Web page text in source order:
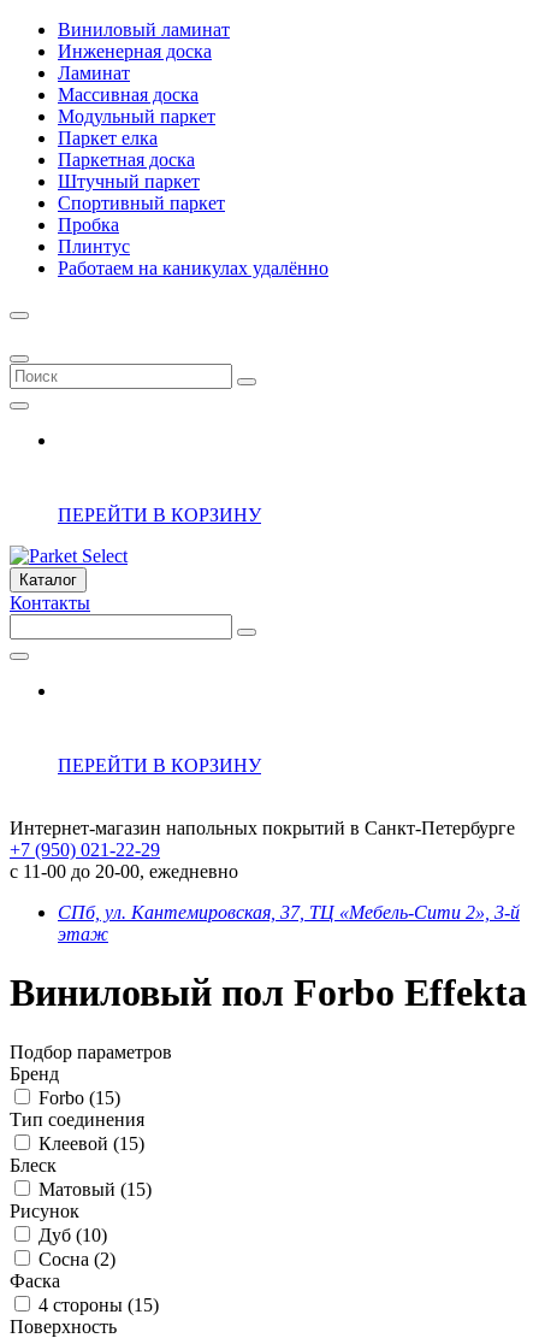
Виниловый ламинат
Инженерная доска
Ламинат
Массивная доска
Модульный паркет
Паркет елка
Паркетная доска
Штучный паркет
Спортивный паркет
Пробка
Плинтус
Работаем на каникулах удалённо
ПЕРЕЙТИ В КОРЗИНУ
Каталог
Контакты
ПЕРЕЙТИ В КОРЗИНУ
Интернет-магазин напольных покрытий в Санкт-Петербурге
+7 (950) 021-22-29
с 11-00 до 20-00, ежедневно
СПб, ул. Кантемировская, 37, ТЦ «Мебель-Сити 2», 3-й
этаж
Виниловый пол Forbo Effekta
Подбор параметров
Бренд
Forbo (15)
Тип соединения
Клеевой (15)
Блеск
Матовый (15)
Рисунок
Дуб (10)
Сосна (2)
Фаска
4 стороны (15)
Поверхность